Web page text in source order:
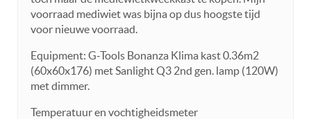
voorraad mediwiet was bijna op dus hoogste tijd
voor nieuwe voorraad.
Equipment: G-Tools Bonanza Klima kast 0.36m2
(60x60x176) met Sanlight Q3 2nd gen. lamp (120W)
met dimmer.
Temperatuur en vochtigheidsmeter